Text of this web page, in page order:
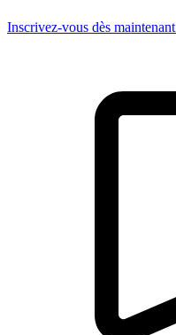
Inscrivez-vous dès maintenant